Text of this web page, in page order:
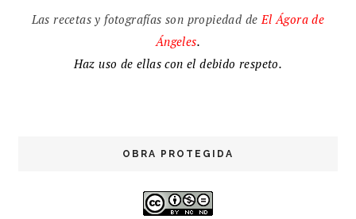
Las recetas y fotografías son propiedad de ElÁgora de
Ángeles.
Haz uso de ellas con el debido respeto.
OBRA PROTEGIDA